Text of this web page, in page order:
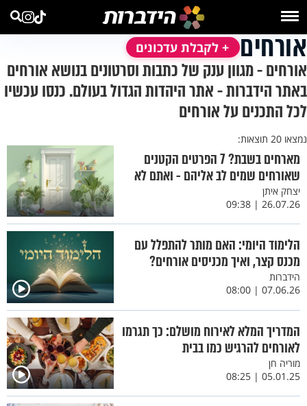
אורחים + לקבלת עדכונים
אורחים - מגוון ענק של כתבות וסרטונים בנושא אורחים
באתר הידברות - אתר היהדות הגדול בעולם. כנסו עכשיו
לכל התכנים על אורחים
נמצאו 20 תוצאות:
מארחים בשבת? 7 הפרטים הקטנים
שאורחים שמים לב אליהם - ואתם לא
יצחק איתן
26.07.26 | 09:38
הלימוד היומי: האם מותר להתפלל עם
מכנס קצר, ואיך מכניסים אורחים?
הידברות
07.06.26 | 08:00
המדריך המלא לאירוח מושלם: כך תגרמו
לאורחים להרגיש כמו בבית
מוריה חן
05.01.25 | 08:25